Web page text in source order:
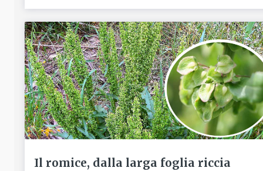
Il romice, dalla larga foglia riccia